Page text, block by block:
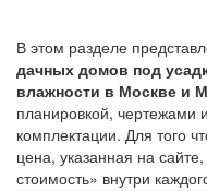
В этом разделе
дачных домов под
влажности в Москве и
планировкой,
комплектации. Для того
цена, указанная на
стоимость» внутри